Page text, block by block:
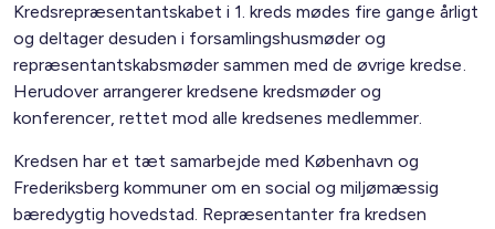
Kredsrepræsentantskabet i 1. kreds mødes fire gange årligt
og deltager desuden i forsamlingshusmøder og
repræsentantskabsmøder sammen med de øvrige kredse.
Herudover arrangerer kredsene kredsmøder og
konferencer, rettet mod alle kredsenes medlemmer.
Kredsen har et tæt samarbejde med København og
Frederiksberg kommuner om en social og miljømæssig
bæredygtig hovedstad. Repræsentanter fra kredsen